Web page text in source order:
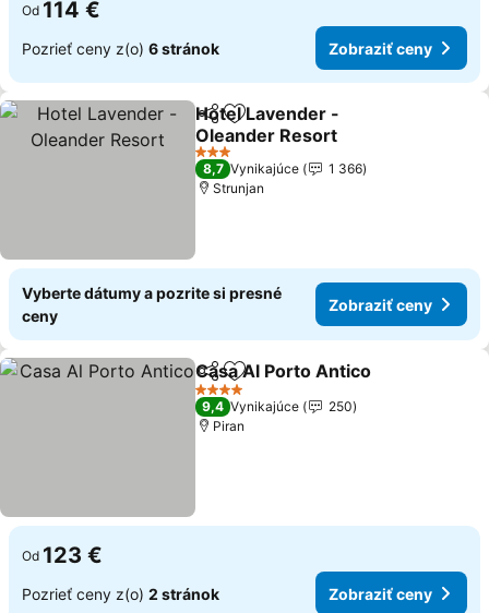
Od 114 €
Pozrieť ceny z(o) 6 stránok Zobraziť ceny
ZdieľaťPridať do obľúbených
Hotel Lavender -
Oleander Resort
3 Počet hviezdičiek
8,7 Vynikajúce
1 366
Strunjan
Vyberte dátumy a pozrite si presné
ceny
Zobraziť ceny
ZdieľaťPridať do obľúbených
Casa Al Porto Antico
4 Počet hviezdičiek
9,4 Vynikajúce
250
Piran
Od 123 €
Pozrieť ceny z(o) 2 stránok Zobraziť ceny